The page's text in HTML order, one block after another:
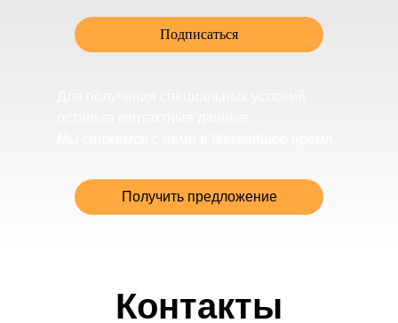
Подписаться
Получить предложение
Контакты